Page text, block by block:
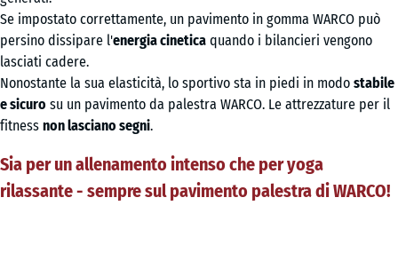
Se impostato correttamente, un pavimento in gomma WARCO può
persino dissipare l'energia cinetica quando i bilancieri vengono
lasciati cadere.
Nonostante la sua elasticità, lo sportivo sta in piedi in modo stabile
e sicuro su un pavimento da palestra WARCO. Le attrezzature per il
fitness non lasciano segni.
Sia per un allenamento intenso che per yoga
rilassante - sempre sul pavimento palestra di WARCO!